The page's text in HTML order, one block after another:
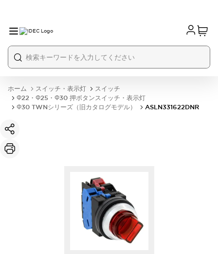
ホーム スイッチ・表示灯
スイッチ
Φ22・Φ25・Φ30 押ボタンスイッチ・表示灯
Φ30 TWNシリーズ（旧カタログモデル）
ASLN331622DNR